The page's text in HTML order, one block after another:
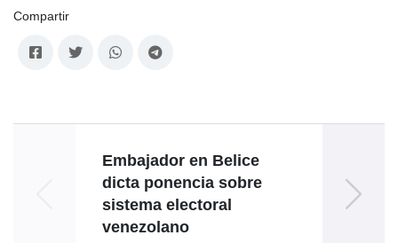
Compartir
Embajador en Belice
dicta ponencia sobre
sistema electoral
venezolano